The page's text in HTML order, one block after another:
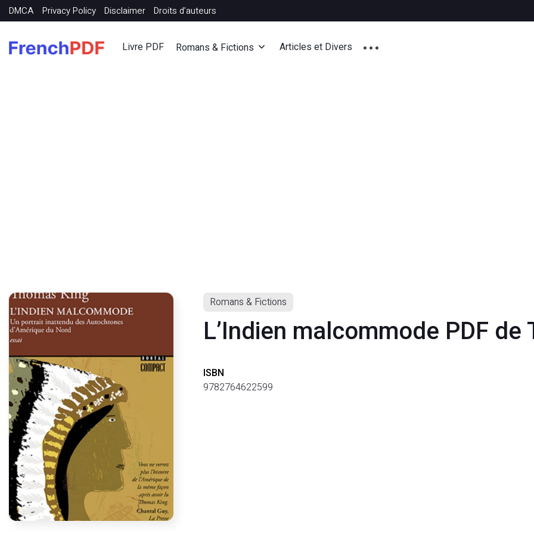
DMCA Privacy Policy Disclaimer Droits d’auteurs
Livre PDF Romans & Fictions Articles et Divers
Romans & Fictions
L’Indien malcommode PDF
ISBN
9782764622599